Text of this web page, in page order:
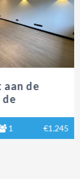
€1.245 PP-01